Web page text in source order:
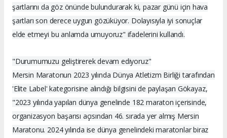
şartlarını da göz önünde bulundurarak ki, pazar günü için hava
şartları son derece uygun gözüküyor. Dolayısıyla iyi sonuçlar
elde etmeyi bu anlamda umuyoruz" ifadelerini kullandı.
"Durumumuzu geliştirerek devam ediyoruz"
Mersin Maratonun 2023 yılında Dünya Atletizm Birliği tarafından
'Elite Label' kategorisine alındığı bilgisini de paylaşan Gökayaz,
"2023 yılında yapılan dünya genelinde 182 maraton içerisinde,
organizasyon başarısı açısından 46. sırada yer almış Mersin
Maratonu. 2024 yılında ise dünya genelindeki maratonlar biraz